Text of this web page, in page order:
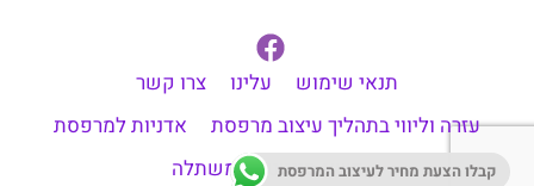
תנאי שימוש עלינו
צרו קשר
עזרה וליווי בתהליך עיצוב מרפסת
אדניות למרפסת
דשא סינטטי
משתלה קבלו הצעת מחיר לעיצוב המרפסת